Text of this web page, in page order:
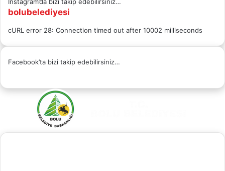
bolubelediyesi
cURL error 28: Connection timed out after 10002 milliseconds
Facebook’ta bizi takip edebilirsiniz…